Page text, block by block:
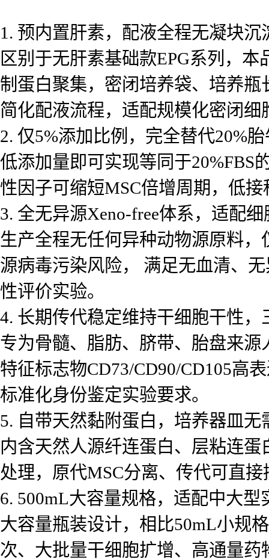
1. 预内置肝素，配液全程无凝块沉
区别于无肝素基础款EPG系列，
制蛋白聚集，密闭培养袋、培养
简化配液流程，适配规模化密闭细
2. 仅5%添加比例，完全替代20%
低添加量即可实现等同于20%FBS
性因子可缩短MSC倍增周期，低
3. 全无异源Xeno-free体系，适配
生产全程无任何异种动物源原料
源病毒污染风险， 满足无血清、
性评价实验。
4. 长期传代稳定维持干细胞干性，
专为骨髓、脂肪、脐带、胎盘来
特征标志物CD73/CD90/CD105高
标准化身份鉴定实验要求。
5. 自带天然黏附蛋白，培养器皿无
内含天然人源纤连蛋白、层粘连
处理，原代MSC分离、传代可直
6. 500mL大容量规格，适配中大型
大容量瓶装设计，相比50mL小规
次、大批量干细胞扩增、高通量